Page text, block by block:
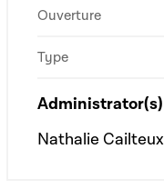
Ouverture
Type
Administrator(s)
Nathalie Cailteux